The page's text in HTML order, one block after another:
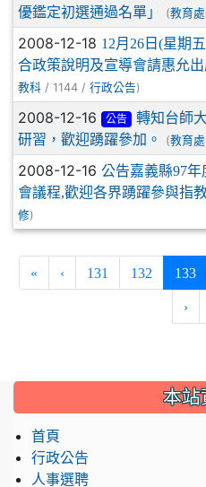
優鑑定初選通過名單」
(教育
2008-12-18 12月26日(星期
合政策說明及宣導會請惠允
教科 / 1144 / 行政公告)
2008-12-16 公告
轉知台師
研習，歡迎踴躍參加。
(教育
2008-12-16 公告嘉義縣97
會議程,歡迎各界踴躍參與指
修)
« ‹ 131 132 133
›
::: 本站
首頁
行政公告
人事選聘